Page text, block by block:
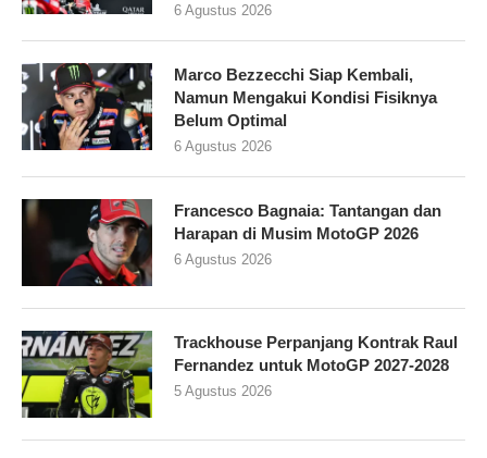
6 Agustus 2026
Marco Bezzecchi Siap Kembali,
Namun Mengakui Kondisi Fisiknya
Belum Optimal
6 Agustus 2026
Francesco Bagnaia: Tantangan dan
Harapan di Musim MotoGP 2026
6 Agustus 2026
Trackhouse Perpanjang Kontrak Raul
Fernandez untuk MotoGP 2027-2028
5 Agustus 2026